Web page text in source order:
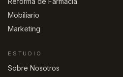
Mobiliario
Marketing
ESTUDIO
Sobre Nosotros